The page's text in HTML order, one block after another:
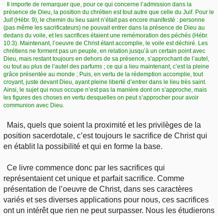
Il importe de remarquer que, pour ce qui concerne l’admission dans la
présence de Dieu, la position du chrétien est tout autre que celle du Juif. Pour le
Juif (Hébr. 9), le chemin du lieu saint n’était pas encore manifesté : personne
(pas même les sacrificateurs) ne pouvait entrer dans la présence de Dieu au
dedans du voile, et les sacrifices étaient une remémoration des péchés (Hébr.
10:3). Maintenant, l’oeuvre de Christ étant accomplie, le voile est déchiré. Les
chrétiens ne forment pas un peuple, en relation jusqu’à un certain point avec
Dieu, mais restant toujours en dehors de sa présence, s’approchant de l’autel,
ou tout au plus de l’autel des parfums ; ce qui a lieu maintenant, c’est la pleine
grâce présentée au monde ; Puis, en vertu de la rédemption accomplie, tout
croyant, juste devant Dieu, ayant pleine liberté d’entrer dans le lieu très saint.
Ainsi, le sujet qui nous occupe n’est pas la manière dont on s’approche, mais
les figures des choses en vertu desquelles on peut s’approcher pour avoir
communion avec Dieu.
Mais, quels que soient la proximité et les privilèges de la
position sacerdotale, c’est toujours le sacrifice de Christ qui
en établit la possibilité et qui en forme la base.
Ce livre commence donc par les sacrifices qui
représentaient cet unique et parfait sacrifice. Comme
présentation de l’oeuvre de Christ, dans ses caractères
variés et ses diverses applications pour nous, ces sacrifices
ont un intérêt que rien ne peut surpasser. Nous les étudierons